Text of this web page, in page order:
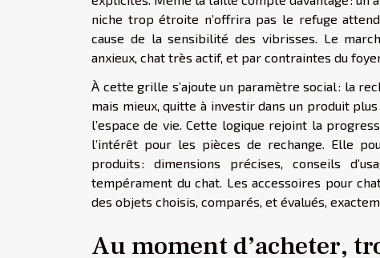
niche trop étroite n’offrira pas le refuge
cause de la sensibilité des vibrisses. Le
anxieux, chat très actif, et par contraintes du
À cette grille s’ajoute un paramètre social : la
mais mieux, quitte à investir dans un produit
l’espace de vie. Cette logique rejoint la
l’intérêt pour les pièces de rechange. Elle
produits : dimensions précises, conseils
tempérament du chat. Les accessoires pour
des objets choisis, comparés, et évalués,
Au moment d’acheter,